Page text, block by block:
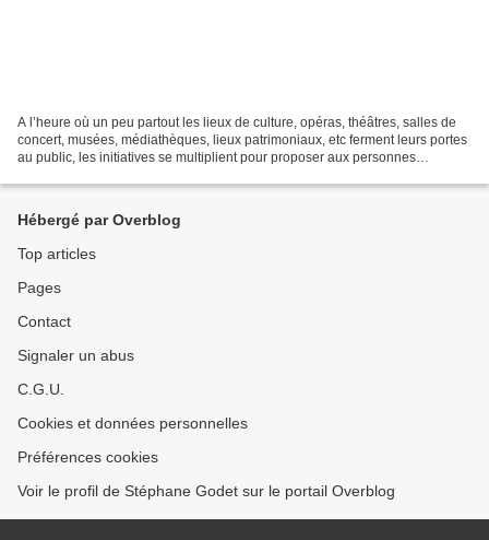
A l’heure où un peu partout les lieux de culture, opéras, théâtres, salles de
concert, musées, médiathèques, lieux patrimoniaux, etc ferment leurs portes
au public, les initiatives se multiplient pour proposer aux personnes
Hébergé par Overblog
Top articles
Pages
Contact
Signaler un abus
C.G.U.
Cookies et données personnelles
Préférences cookies
Voir le profil de Stéphane Godet sur le portail Overblog